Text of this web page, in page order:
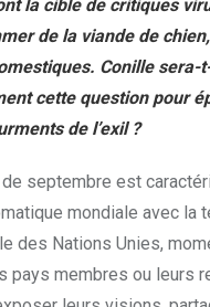
la cible de critiques
de la viande de
Conille sera-
cette question pour
de l’exil ?
septembre est
mondiale avec la
des Nations Unies,
pays membres ou leurs